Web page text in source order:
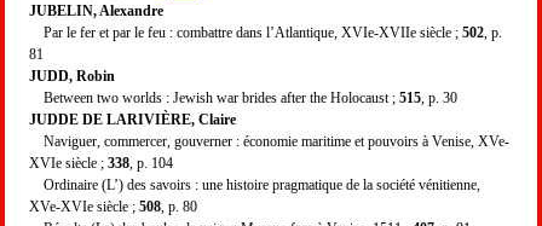
JUBELIN, Alexandre
Par le fer et par le feu : combattre dans l’Atlantique, XVIe-XVIIe siècle ; 502 , p.
81
JUDD, Robin
Between two worlds : Jewish war brides after the Holocaust ; 515 , p. 30
JUDDE DE LARIVIÈRE, Claire
Naviguer, commercer, gouverner : économie maritime et pouvoirs à Venise, XVe-
XVIe siècle ; 338 , p. 104
Ordinaire (L’) des savoirs : une histoire pragmatique de la société vénitienne,
XVe-XVIe siècle ; 508 , p. 80